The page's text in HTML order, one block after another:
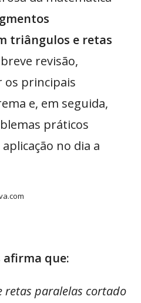
triângulos e retas
revisão,
os principais
e, em seguida,
práticos
no dia a
afirma que:
retas paralelas cortado